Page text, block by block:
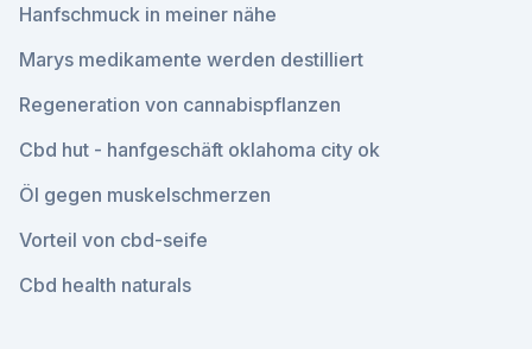
Hanfschmuck in meiner nähe
Marys medikamente werden destilliert
Regeneration von cannabispflanzen
Cbd hut - hanfgeschäft oklahoma city ok
Öl gegen muskelschmerzen
Vorteil von cbd-seife
Cbd health naturals